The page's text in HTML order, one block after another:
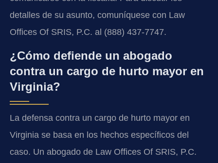
detalles de su asunto, comuníquese con Law
Offices Of SRIS, P.C. al (888) 437-7747.
¿Cómo defiende un abogado
contra un cargo de hurto mayor en
Virginia?
La defensa contra un cargo de hurto mayor en
Virginia se basa en los hechos específicos del
caso. Un abogado de Law Offices Of SRIS, P.C.